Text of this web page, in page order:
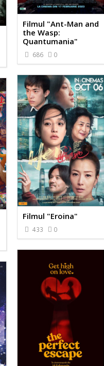
Filmul "Ant-Man and
the Wasp:
Quantumania"
686 0
Filmul "Eroina"
433 0